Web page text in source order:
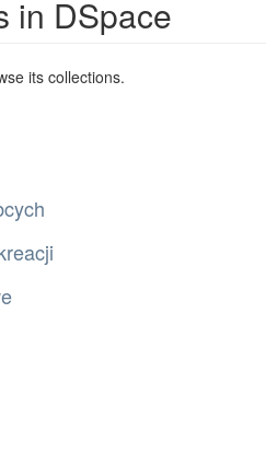
in DSpace
its collections.